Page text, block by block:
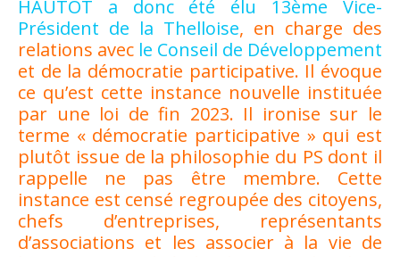
HAUTOT a donc été élu 13ème Vice-
Président de la Thelloise, en charge des
relations avec le Conseil de Développement
et de la démocratie participative. Il évoque
ce qu’est cette instance nouvelle instituée
par une loi de fin 2023. Il ironise sur le
terme « démocratie participative » qui est
plutôt issue de la philosophie du PS dont il
rappelle ne pas être membre. Cette
instance est censé regroupée des citoyens,
chefs d’entreprises, représentants
d’associations et les associer à la vie de